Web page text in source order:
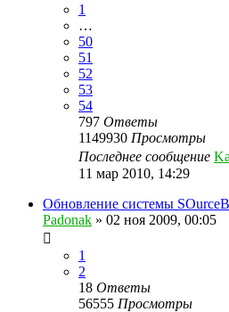
1
…
50
51
52
53
54
797 Ответы
1149930 Просмотры
Последнее сообщение
11 мар 2010, 14:29
Обновление системы
Padonak » 02 ноя 2009, 00:05
1
2
18 Ответы
56555 Просмотры